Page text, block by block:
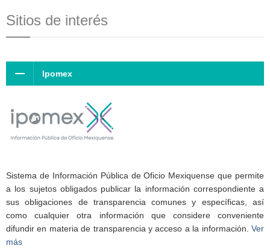
Sitios de interés
Ipomex
Sistema de Información Pública de Oficio Mexiquense que permite
a los sujetos obligados publicar la información correspondiente a
sus obligaciones de transparencia comunes y específicas, así
como cualquier otra información que considere conveniente
difundir en materia de transparencia y acceso a la información. Ver
más